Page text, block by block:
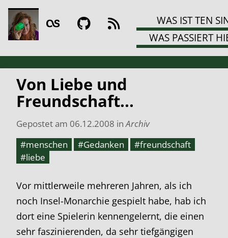
WAS IST TEN
WAS PASSIERT
Von Liebe und
Freundschaft...
Gepostet am 06.12.2008 inArchiv
#menschen
#Gedanken
#freundschaft
#liebe
Vor mittlerweile mehreren Jahren, als ich
noch Insel-Monarchie gespielt habe, hab ich
dort eine Spielerin kennengelernt, die einen
sehr faszinierenden, da sehr tiefgängigen